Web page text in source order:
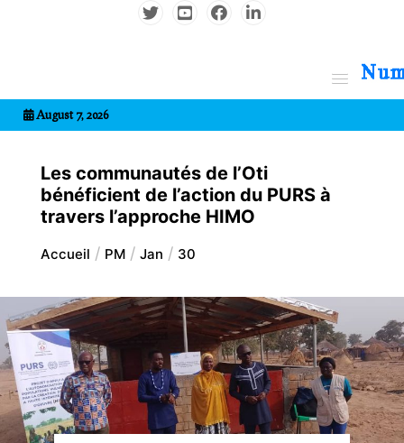
August 7, 2026
Les communautés de l’Oti
bénéficient de l’action du PURS à
travers l’approche HIMO
Accueil PM Jan 30